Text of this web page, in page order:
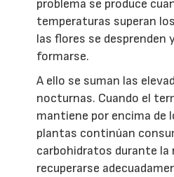
problema se produce
temperaturas superan
las flores se desprenden
formarse.
A ello se suman las
nocturnas. Cuando el
mantiene por encima de
plantas continúan
carbohidratos durante la
recuperarse